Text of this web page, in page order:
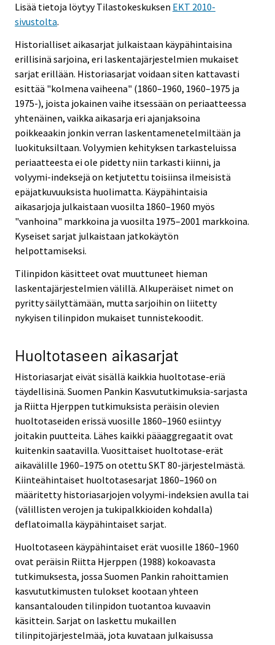
Lisää tietoja löytyy Tilastokeskuksen EKT 2010-
sivustolta.
Historialliset aikasarjat julkaistaan käypähintaisina
erillisinä sarjoina, eri laskentajärjestelmien mukaiset
sarjat erillään. Historiasarjat voidaan siten kattavasti
esittää "kolmena vaiheena" (1860–1960, 1960–1975 ja
1975-), joista jokainen vaihe itsessään on periaatteessa
yhtenäinen, vaikka aikasarja eri ajanjaksoina
poikkeaakin jonkin verran laskentamenetelmiltään ja
luokituksiltaan. Volyymien kehityksen tarkasteluissa
periaatteesta ei ole pidetty niin tarkasti kiinni, ja
volyymi-indeksejä on ketjutettu toisiinsa ilmeisistä
epäjatkuvuuksista huolimatta. Käypähintaisia
aikasarjoja julkaistaan vuosilta 1860–1960 myös
"vanhoina" markkoina ja vuosilta 1975–2001 markkoina.
Kyseiset sarjat julkaistaan jatkokäytön
helpottamiseksi.
Tilinpidon käsitteet ovat muuttuneet hieman
laskentajärjestelmien välillä. Alkuperäiset nimet on
pyritty säilyttämään, mutta sarjoihin on liitetty
nykyisen tilinpidon mukaiset tunnistekoodit.
Huoltotaseen aikasarjat
Historiasarjat eivät sisällä kaikkia huoltotase-eriä
täydellisinä. Suomen Pankin Kasvututkimuksia-sarjasta
ja Riitta Hjerppen tutkimuksista peräisin olevien
huoltotaseiden erissä vuosille 1860–1960 esiintyy
joitakin puutteita. Lähes kaikki pääaggregaatit ovat
kuitenkin saatavilla. Vuosittaiset huoltotase-erät
aikavälille 1960–1975 on otettu SKT 80-järjestelmästä.
Kiinteähintaiset huoltotasesarjat 1860–1960 on
määritetty historiasarjojen volyymi-indeksien avulla tai
(välillisten verojen ja tukipalkkioiden kohdalla)
deflatoimalla käypähintaiset sarjat.
Huoltotaseen käypähintaiset erät vuosille 1860–1960
ovat peräisin Riitta Hjerppen (1988) kokoavasta
tutkimuksesta, jossa Suomen Pankin rahoittamien
kasvututkimusten tulokset kootaan yhteen
kansantalouden tilinpidon tuotantoa kuvaavin
käsittein. Sarjat on laskettu mukaillen
tilinpitojärjestelmää, jota kuvataan julkaisussa